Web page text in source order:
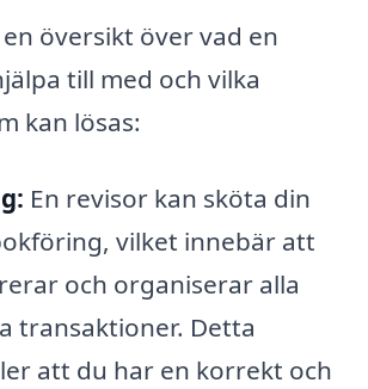
översikt över vad en
till med och vilka
kan lösas:
En revisor kan sköta din
vilket innebär att
och organiserar alla
transaktioner. Detta
att du har en korrekt och